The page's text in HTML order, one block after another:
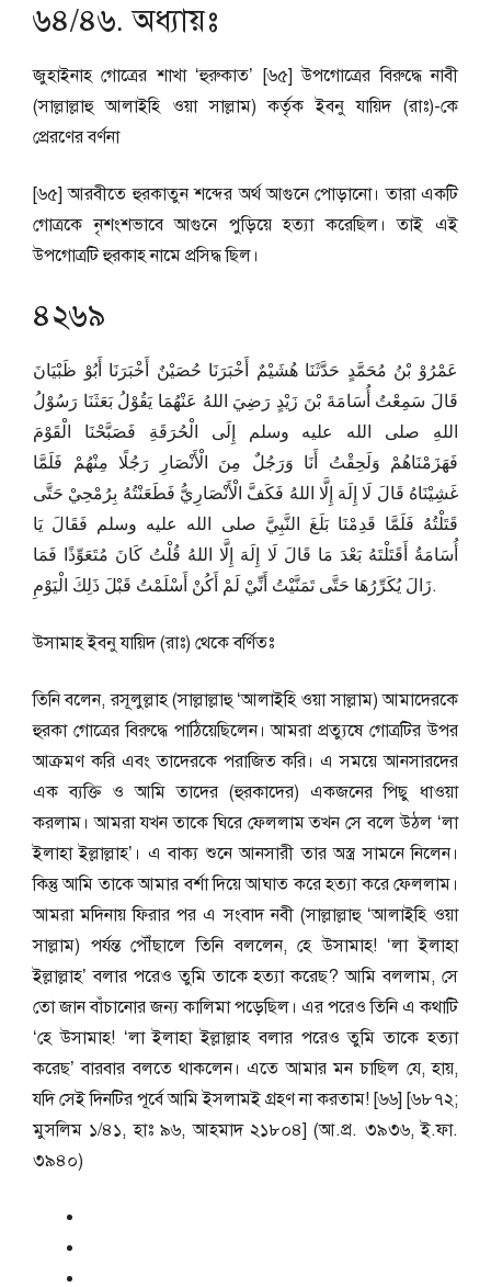
৬৪/৪৬. অধ্যায়ঃ
জুহাইনাহ গোত্রের শাখা ‘হুরুকাত’ [৬৫] উপগোত্রের বিরুদ্ধে নাবী
(সাল্লাল্লাহু আলাইহি ওয়া সাল্লাম) কর্তৃক ইবনু যায়িদ (রাঃ)-কে
প্রেরণের বর্ণনা
[৬৫] আরবীতে হুরকাতুন শব্দের অর্থ আগুনে পোড়ানো। তারা একটি
গোত্রকে নৃশংশভাবে আগুনে পুড়িয়ে হত্যা করেছিল। তাই এই
উপগোত্রটি হুরকাহ নামে প্রসিদ্ধ ছিল।
৪২৬৯
عَمْرُوْ بْنُ مُحَمَّدٍ حَدَّثَنَا هُشَيْمٌ أَخْبَرَنَا حُصَيْنٌ أَخْبَرَنَا أَبُوْ ظَبْيَانَ
قَالَ سَمِعْتُ أُسَامَةَ بْنَ زَيْدٍ رَضِيَ اللهُ عَنْهُمَا يَقُوْلُ بَعَثَنَا رَسُوْلُ
اللهِ صلى الله عليه وسلم إِلَى الْحُرَقَةِ فَصَبَّحْنَا الْقَوْمَ
فَهَزَمْنَاهُمْ وَلَحِقْتُ أَنَا وَرَجُلٌ مِنَ الْأَنْصَارِ رَجُلًا مِنْهُمْ فَلَمَّا
غَشِيْنَاهُ قَالَ لَا إِلَهَ إِلَّا اللهُ فَكَفَّ الْأَنْصَارِيُّ فَطَعَنْتُهُ بِرُمْحِيْ حَتَّى
قَتَلْتُهُ فَلَمَّا قَدِمْنَا بَلَغَ النَّبِيَّ صلى الله عليه وسلم فَقَالَ يَا
أُسَامَةُ أَقَتَلْتَهُ بَعْدَ مَا قَالَ لَا إِلَهَ إِلَّا اللهُ قُلْتُ كَانَ مُتَعَوِّذًا فَمَا
زَالَ يُكَرِّرُهَا حَتَّى تَمَنَّيْتُ أَنِّيْ لَمْ أَكُنْ أَسْلَمْتُ قَبْلَ ذَلِكَ الْيَوْمِ.
উসামাহ ইবনু যায়িদ (রাঃ) থেকে বর্ণিতঃ
তিনি বলেন, রসূলুল্লাহ (সাল্লাল্লাহু ‘আলাইহি ওয়া সাল্লাম) আমাদেরকে
হুরকা গোত্রের বিরুদ্ধে পাঠিয়েছিলেন। আমরা প্রত্যুষে গোত্রটির উপর
আক্রমণ করি এবং তাদেরকে পরাজিত করি। এ সময়ে আনসারদের
এক ব্যক্তি ও আমি তাদের (হুরকাদের) একজনের পিছু ধাওয়া
করলাম। আমরা যখন তাকে ঘিরে ফেললাম তখন সে বলে উঠল ‘লা
ইলাহা ইল্লাল্লাহ’। এ বাক্য শুনে আনসারী তার অস্ত্র সামনে নিলেন।
কিন্তু আমি তাকে আমার বর্শা দিয়ে আঘাত করে হত্যা করে ফেললাম।
আমরা মদিনায় ফিরার পর এ সংবাদ নবী (সাল্লাল্লাহু ‘আলাইহি ওয়া
সাল্লাম) পর্যন্ত পৌঁছালে তিনি বললেন, হে উসামাহ! ‘লা ইলাহা
ইল্লাল্লাহ’ বলার পরেও তুমি তাকে হত্যা করেছ? আমি বললাম, সে
তো জান বাঁচানোর জন্য কালিমা পড়েছিল। এর পরেও তিনি এ কথাটি
‘হে উসামাহ! ‘লা ইলাহা ইল্লাল্লাহ বলার পরেও তুমি তাকে হত্যা
করেছ’ বারবার বলতে থাকলেন। এতে আমার মন চাছিল যে, হায়,
যদি সেই দিনটির পূর্বে আমি ইসলামই গ্রহণ না করতাম! [৬৬] [৬৮৭২;
মুসলিম ১/৪১, হাঃ ৯৬, আহমাদ ২১৮০৪] (আ.প্র. ৩৯৩৬, ই.ফা.
৩৯৪০)